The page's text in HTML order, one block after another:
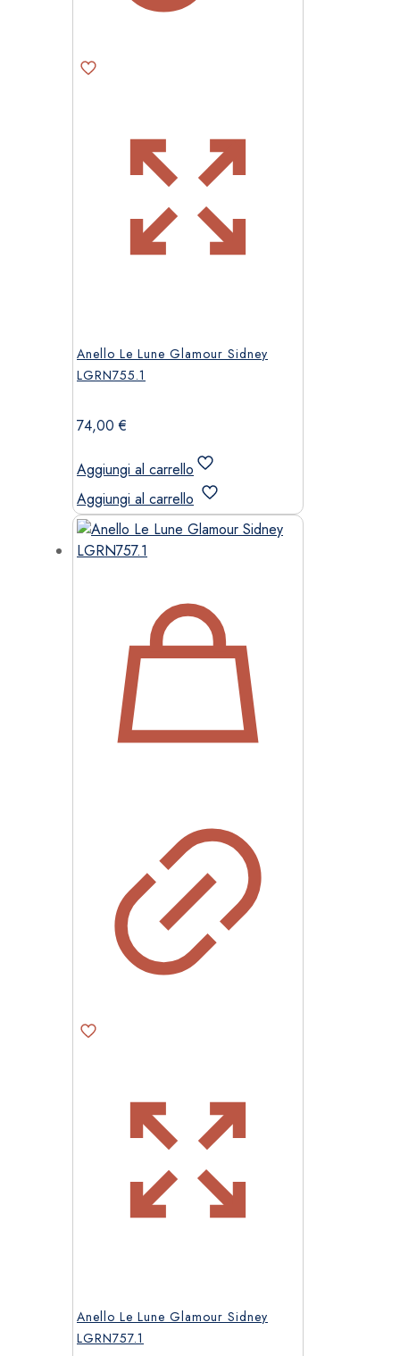
Anello Le Lune Glamour Sidney
LGRN755.1
74,00€
Aggiungi al carrello
Aggiungi al carrello
Anello Le Lune Glamour Sidney
LGRN757.1